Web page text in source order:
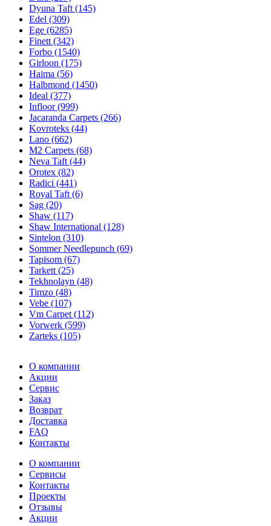
Dyuna Taft (145)
Edel (309)
Ege (6285)
Finett (342)
Forbo (1540)
Girloon (175)
Haima (56)
Halbmond (1450)
Ideal (377)
Infloor (999)
Jacaranda Carpets (266)
Kovroteks (44)
Lano (662)
M2 Carpets (68)
Neva Taft (44)
Orotex (82)
Radici (441)
Royal Taft (6)
Sag (20)
Shaw (117)
Shaw International (128)
Sintelon (310)
Sommer Needlepunch (69)
Tapisom (67)
Tarkett (25)
Tekhnolayn (48)
Timzo (48)
Vebe (107)
Vm Carpet (112)
Vorwerk (599)
Zarteks (105)
О компании
Акции
Сервис
Заказ
Возврат
Доставка
FAQ
Контакты
О компании
Сервисы
Контакты
Проекты
Отзывы
Акции